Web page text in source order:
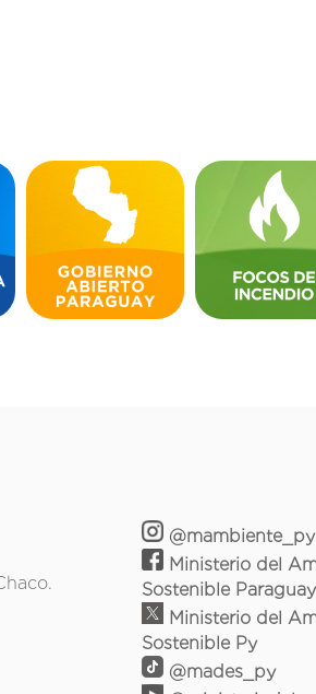
@mambiente_py
Ministerio del
Sostenible Paraguay
Ministerio del
Sostenible Py
@mades_py